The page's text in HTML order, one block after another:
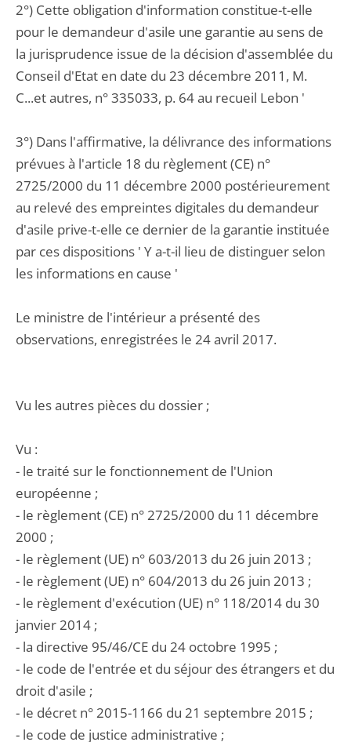
2°) Cette obligation d'information constitue-t-elle
pour le demandeur d'asile une garantie au sens de
la jurisprudence issue de la décision d'assemblée du
Conseil d'Etat en date du 23 décembre 2011, M.
C...et autres, n° 335033, p. 64 au recueil Lebon '
3°) Dans l'affirmative, la délivrance des informations
prévues à l'article 18 du règlement (CE) n°
2725/2000 du 11 décembre 2000 postérieurement
au relevé des empreintes digitales du demandeur
d'asile prive-t-elle ce dernier de la garantie instituée
par ces dispositions ' Y a-t-il lieu de distinguer selon
les informations en cause '
Le ministre de l'intérieur a présenté des
observations, enregistrées le 24 avril 2017.
Vu les autres pièces du dossier ;
Vu :
- le traité sur le fonctionnement de l'Union
européenne ;
- le règlement (CE) n° 2725/2000 du 11 décembre
2000 ;
- le règlement (UE) n° 603/2013 du 26 juin 2013 ;
- le règlement (UE) n° 604/2013 du 26 juin 2013 ;
- le règlement d'exécution (UE) n° 118/2014 du 30
janvier 2014 ;
- la directive 95/46/CE du 24 octobre 1995 ;
- le code de l'entrée et du séjour des étrangers et du
droit d'asile ;
- le décret n° 2015-1166 du 21 septembre 2015 ;
- le code de justice administrative ;